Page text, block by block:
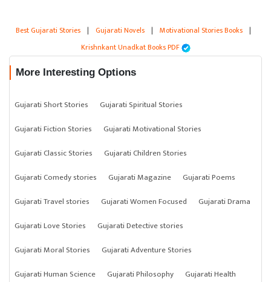
Best Gujarati Stories | Gujarati Novels | Motivational Stories Books |
Krishnkant Unadkat Books PDF
More Interesting Options
Gujarati Short Stories
Gujarati Spiritual Stories
Gujarati Fiction Stories
Gujarati Motivational Stories
Gujarati Classic Stories
Gujarati Children Stories
Gujarati Comedy stories
Gujarati Magazine
Gujarati Poems
Gujarati Travel stories
Gujarati Women Focused
Gujarati Drama
Gujarati Love Stories
Gujarati Detective stories
Gujarati Moral Stories
Gujarati Adventure Stories
Gujarati Human Science
Gujarati Philosophy
Gujarati Health